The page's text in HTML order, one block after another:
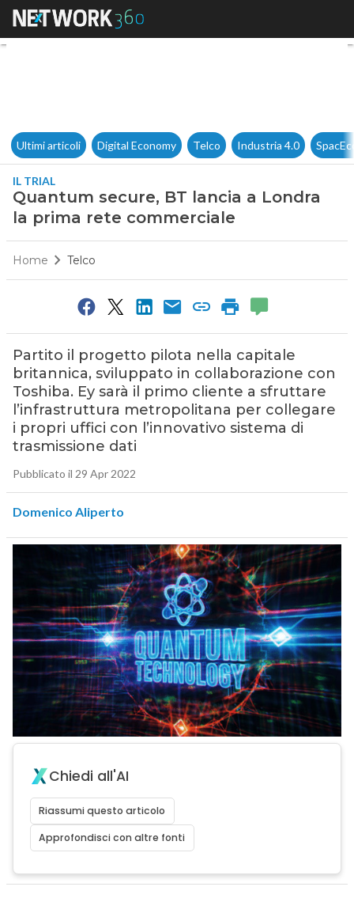
Quantum secure, BT lancia
Ultimi articoli Digital Economy Telco Industria 4.0
IL TRIAL
Quantum secure, BT lancia a Londra
la prima rete commerciale
Home Telco
Partito il progetto pilota nella capitale
britannica, sviluppato in collaborazione con
Toshiba. Ey sarà il primo cliente a sfruttare
l’infrastruttura metropolitana per collegare
i propri uffici con l’innovativo sistema di
trasmissione dati
Pubblicato il 29 Apr 2022
Domenico Aliperto
Chiedi all'AI
Riassumi questo articolo
Approfondisci con altre fonti